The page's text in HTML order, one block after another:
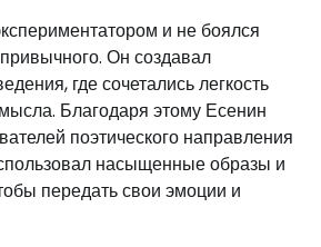
и не боялся
Он создавал
где сочетались легкость
Благодаря этому Есенин
поэтического направления
насыщенные образы и
передать свои эмоции и